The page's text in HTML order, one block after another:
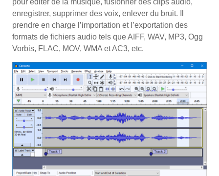
enregistrer, supprimer des voix, enlever du bruit. Il
prendre en charge l’importation et l’exportation des
formats de fichiers audio tels que AIFF, WAV, MP3, Ogg
Vorbis, FLAC, MOV, WMA et AC3, etc.